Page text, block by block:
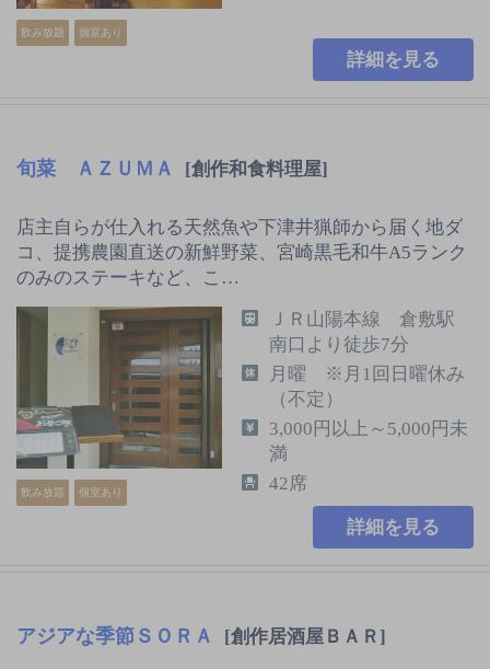
飲み放題 個室あり
詳細を見る
旬菜 ＡＺＵＭＡ [創作和食料理屋]
店主自らが仕入れる天然魚や下津井猟師から届く地ダ
コ、提携農園直送の新鮮野菜、宮崎黒毛和牛A5ランク
のみのステーキなど、こ…
飲み放題 個室あり
ＪＲ山陽本線 倉敷駅
南口より徒歩7分
月曜 ※月1回日曜休み
（不定）
3,000円以上～5,000円未
満
42席
詳細を見る
アジアな季節ＳＯＲＡ [創作居酒屋ＢＡＲ]